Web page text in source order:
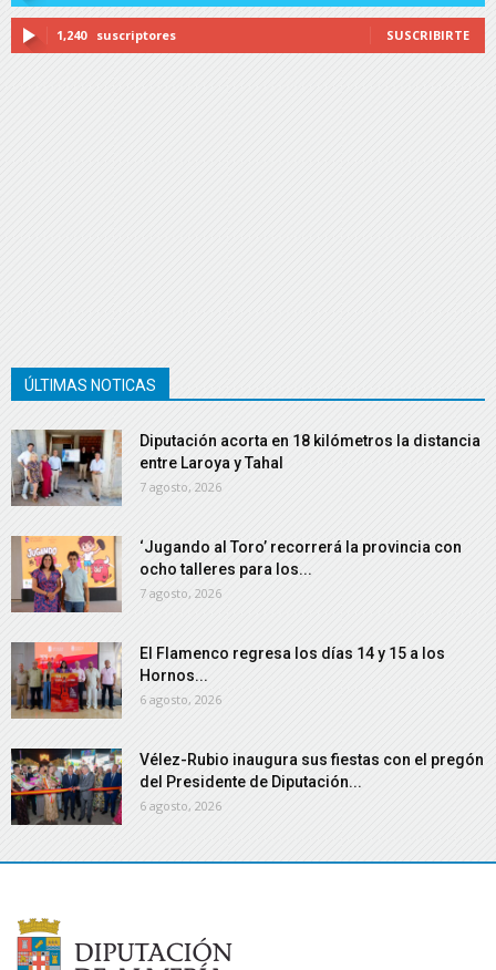
1,240 suscriptores SUSCRIBIRTE
ÚLTIMAS NOTICAS
Diputación acorta en 18 kilómetros la distancia
entre Laroya y Tahal
7 agosto, 2026
‘Jugando al Toro’ recorrerá la provincia con
ocho talleres para los...
7 agosto, 2026
El Flamenco regresa los días 14 y 15 a los
Hornos...
6 agosto, 2026
Vélez-Rubio inaugura sus fiestas con el pregón
del Presidente de Diputación...
6 agosto, 2026